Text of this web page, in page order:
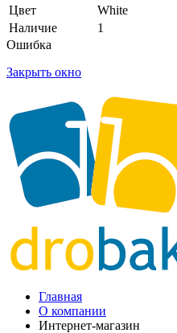
Цвет
White
Наличие
1
Ошибка
Закрыть окно
Главная
О компании
Интернет-магазин